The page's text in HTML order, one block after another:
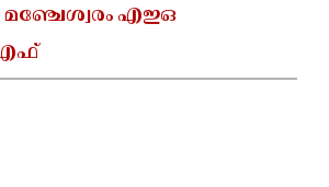
മഞ്ചേശ്വരം എഇഒ